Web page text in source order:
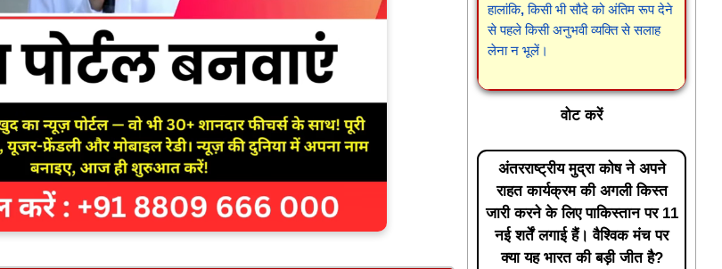
हालांकि, किसी भी सौदे को अंतिम रूप देने
से पहले किसी अनुभवी व्यक्ति से सलाह
लेना न भूलें।
वोट करें
अंतरराष्ट्रीय मुद्रा कोष ने अपने
राहत कार्यक्रम की अगली किस्त
जारी करने के लिए पाकिस्तान पर 11
नई शर्तें लगाई हैं। वैश्विक मंच पर
क्या यह भारत की बड़ी जीत है?